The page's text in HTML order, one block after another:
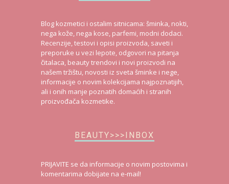
Blog kozmetici i ostalim sitnicama: šminka, nokti,
nega kože, nega kose, parfemi, modni dodaci.
Recenzije, testovi i opisi proizvoda, saveti i
preporuke u vezi lepote, odgovori na pitanja
čitalaca, beauty trendovi i novi proizvodi na
našem tržištu, novosti iz sveta šminke i nege,
informacije o novim kolekcijama najpoznatijih,
ali i onih manje poznatih domaćih i stranih
proizvođača kozmetike.
BEAUTY>>>INBOX
PRIJAVITE se da informacije o novim postovima i
komentarima dobijate na e-mail!